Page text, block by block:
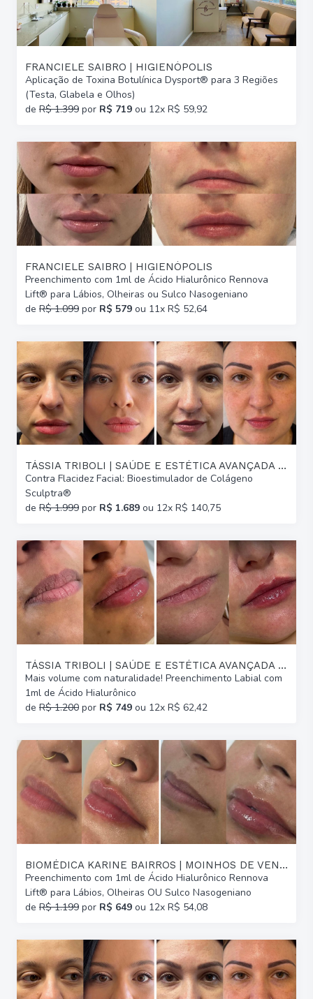
FRANCIELE SAIBRO | HIGIENÓPOLIS
Aplicação de Toxina Botulínica Dysport® para 3 Regiões
(Testa, Glabela e Olhos)
de R$ 1.399 por R$ 719 ou 12x R$ 59,92
FRANCIELE SAIBRO | HIGIENÓPOLIS
Preenchimento com 1ml de Ácido Hialurônico Rennova
Lift® para Lábios, Olheiras ou Sulco Nasogeniano
de R$ 1.099 por R$ 579 ou 11x R$ 52,64
TÁSSIA TRIBOLI | SAÚDE E ESTÉTICA AVANÇADA | GLÓRIA
Contra Flacidez Facial: Bioestimulador de Colágeno
Sculptra®
de R$ 1.999 por R$ 1.689 ou 12x R$ 140,75
TÁSSIA TRIBOLI | SAÚDE E ESTÉTICA AVANÇADA | GLÓRIA
Mais volume com naturalidade! Preenchimento Labial com
1ml de Ácido Hialurônico
de R$ 1.200 por R$ 749 ou 12x R$ 62,42
BIOMÉDICA KARINE BAIRROS | MOINHOS DE VENTO
Preenchimento com 1ml de Ácido Hialurônico Rennova
Lift® para Lábios, Olheiras OU Sulco Nasogeniano
de R$ 1.199 por R$ 649 ou 12x R$ 54,08